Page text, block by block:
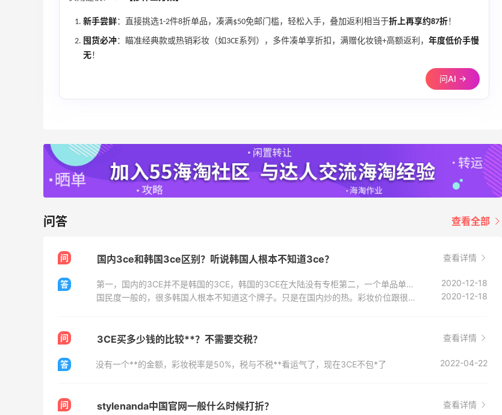
新手尝鲜：直接挑选1-2件8折单品，凑满$50免邮门槛，轻松入手，叠加返利相当于折上再享约87折！
囤货必冲：瞄准经典款或热销彩妆（如3CE系列），多件凑单享折扣，满赠化妆镜+高额返利， 年度低价手慢
无！
问AI →
问答 查看全部
问 国内3ce和韩国3ce区别？听说韩国人根本不知道3ce？ 查看详情
答 第一，国内的3CE并不是韩国的3CE，韩国的3CE在大陆没有专柜第二，一个单品单价几十块一百块的品牌能算是奢侈品？还价位较高？
2020-12-18
国民度一般的，很多韩国人根本不知道这个牌子。只是在国内炒的热。彩妆价位跟很多韩国本土牌子比也是偏贵的。。
2020-12-18
问 3CE买多少钱的比较**？不需要交税？ 查看详情
答 没有一个**的金额，彩妆税率是50%，税与不税**看运气了，现在3CE不包*了 2022-04-22
问 stylenanda中国官网一般什么时候打折？ 查看详情
外卖之类，尽量不使用商家自带的优惠
了会员的5块钱优惠券，就绝对没返利，
优惠券，基本上都有返利。 希望55能多
推点3CE的折扣，最近可喜欢撸他家的口
有得比了。 ❤相关**： [3CE官网海淘攻
略教程]
(https://post.55haitao.com/show/12
5955/)
都卡在了名字那一关，其实真的很简单，
+数字+英文，然后点“账号验证”后设置密
以用邮箱来找回密码啥的。 ➡第三步:添
加喜欢的东西到购物车就可以，新人注册
法 1.3CE发货后会发一封订单配送的邮件
给你，可以通过邮件里的单号直接点击查
看物流信息； 2.也可以在官网“我的订单”
里去直接点击“配送查询”，点开后点击
以上就是我的分享，其实遇到折扣的时候
其他的网站了，后面也会一直和大家分享
(https://post.55haitao.com/p/127566
6843/) [3ce云朵唇釉色号**]
6838/)
3天8小时
【55专享】Bobbi Brown 美网：美妆礼
遇！满$150立省$50
满赠正装橘子眼霜+精华唇蜜等好礼
Bobbi Brown
5天2小时
Columbia Sportswear
2天2小时
Bloomingdales：美妆大促！入手 Dior、
Prada、TF 等
Bloomingdales
9天20小时
Mytheresa：折扣区时尚上新热卖 关注
TOTEME、ZIMMERMAN 等
Mytheresa
13天5小时
Macy's：Lancome 兰蔻美妆大促低至5折
满赠三重好礼
低门槛入手7件套
Macy's
Bluemercury：限时大促！入手 Aesop、
2天2小时
Bloomingdales：时尚热卖！入手珑骧、
Tory Burch、拉夫劳伦等
Macy's：返校季大促 精选童装热卖 部分
尺码成人可穿